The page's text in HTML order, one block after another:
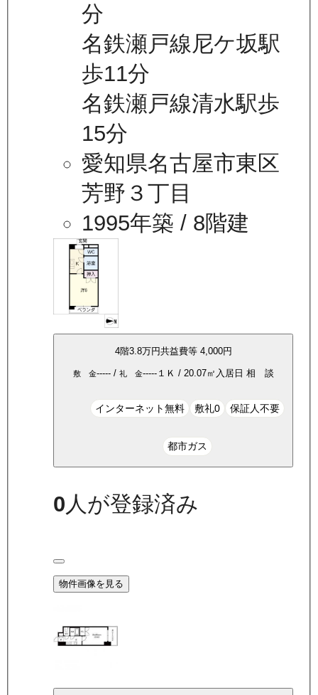
分
名鉄瀬戸線尼ケ坂駅
歩11分
名鉄瀬戸線清水駅歩
15分
愛知県名古屋市東区
芳野３丁目
1995年築 / 8階建
4階3.8万円共益費等 4,000円
敷 金-----/ 礼 金-----１Ｋ / 20.07㎡ 入居日 相 談
インターネット無料 敷礼0 保証人不要
都市ガス
0 人が登録済み
物件画像を見る